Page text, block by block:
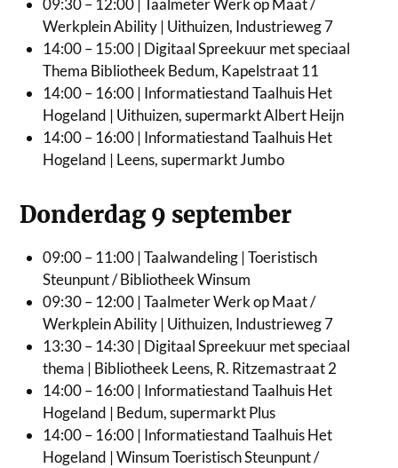
09:30 – 12:00 | Taalmeter Werk op Maat /
Werkplein Ability | Uithuizen, Industrieweg 7
14:00 – 15:00 | Digitaal Spreekuur met speciaal
Thema Bibliotheek Bedum, Kapelstraat 11
14:00 – 16:00 | Informatiestand Taalhuis Het
Hogeland | Uithuizen, supermarkt Albert Heijn
14:00 – 16:00 | Informatiestand Taalhuis Het
Hogeland | Leens, supermarkt Jumbo
Donderdag 9 september
09:00 – 11:00 | Taalwandeling | Toeristisch
Steunpunt / Bibliotheek Winsum
09:30 – 12:00 | Taalmeter Werk op Maat /
Werkplein Ability | Uithuizen, Industrieweg 7
13:30 – 14:30 | Digitaal Spreekuur met speciaal
thema | Bibliotheek Leens, R. Ritzemastraat 2
14:00 – 16:00 | Informatiestand Taalhuis Het
Hogeland | Bedum, supermarkt Plus
14:00 – 16:00 | Informatiestand Taalhuis Het
Hogeland | Winsum Toeristisch Steunpunt /